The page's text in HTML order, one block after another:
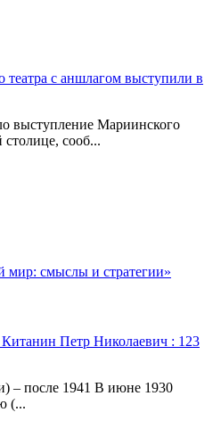
с аншлагом выступили в
выступление Мариинского
столице, сооб...
смыслы и стратегии»
Китанин Петр Николаевич : 123
– после 1941 В июне 1930
(...